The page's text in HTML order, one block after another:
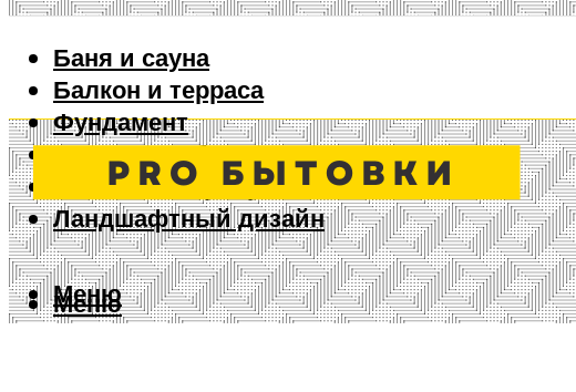
Баня и сауна
Балкон и терраса
Фундамент
Ворота и забор
Дизайн интерьера
Ландшафтный дизайн
Меню
Меню